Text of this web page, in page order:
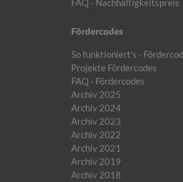
FAQ - Nachhaltigkeitspreis
Fördercodes
So funktioniert's -
Projekte Fördercodes
FAQ - Fördercodes
Archiv 2025
Archiv 2024
Archiv 2023
Archiv 2022
Archiv 2021
Archiv 2019
Archiv 2018